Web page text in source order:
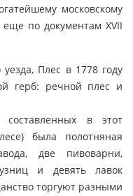
московскому
по документам XVII
Плес в 1778 году
герб: речной плес и
составленных в этот
была полотняная
две пивоварни,
и девять лавок
торгуют разными